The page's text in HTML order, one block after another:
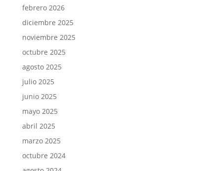
febrero 2026
diciembre 2025
noviembre 2025
octubre 2025
agosto 2025
julio 2025
junio 2025
mayo 2025
abril 2025
marzo 2025
octubre 2024